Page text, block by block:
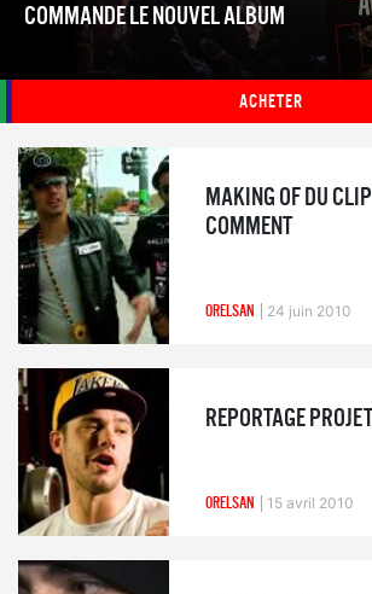
COMMANDE LE NOUVEL ALBUM
ACHETER
MAKING OF DU
COMMENT
ORELSAN 24 juin 2010
REPORTAGE
ORELSAN 15 avril 2010